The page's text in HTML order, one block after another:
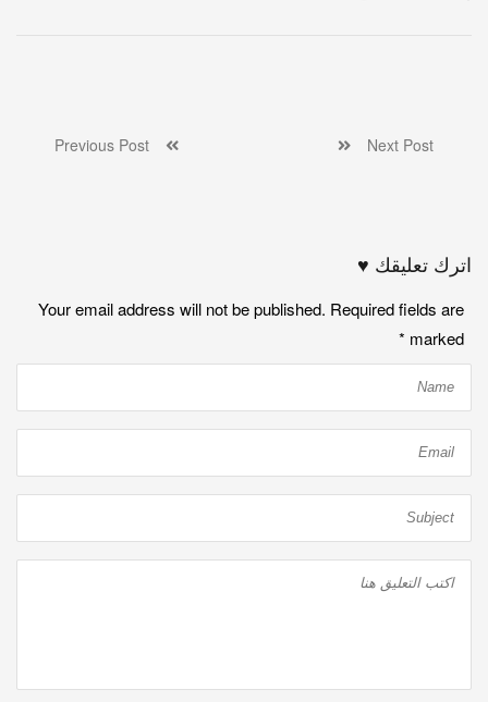
Next Post
اترك تعليقك ♥
Your email address will not be published. Required fields are
marked
*